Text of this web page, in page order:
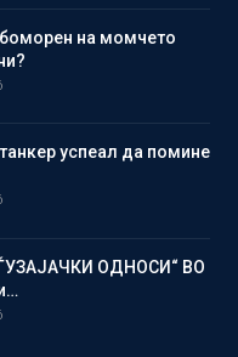
на момчето
успеал да помине
ОДНОСИ“ ВО